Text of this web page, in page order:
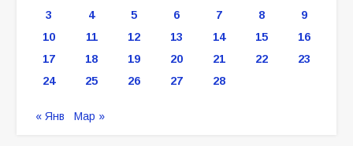
3
4 5 6 7 8
9
10
11 12 13 14 15
16
17
18 19 20 21 22
23
24
25 26 27 28
« Янв Мар »